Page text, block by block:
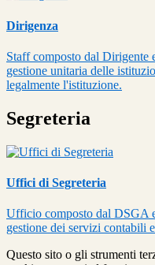
Dirigenza
Staff composto dal Dirigente
gestione unitaria delle
legalmente l'istituzione.
Segreteria
Uffici di Segreteria
Ufficio composto dal DSGA
gestione dei servizi contabili
Questo sito o gli strumenti